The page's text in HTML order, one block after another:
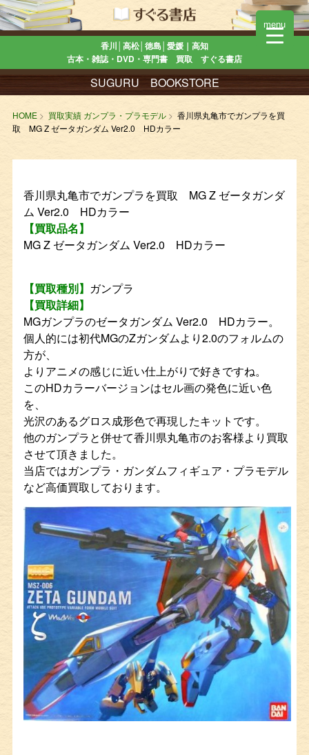
香川│高松│徳島│愛媛｜高知
古本・雑誌・DVD・専門書 買取 すぐる書店
SUGURU BOOKSTORE
HOME 買取実績 ガンプラ・プラモデル
香川県丸亀市でガンプラを買
取 MG Z ゼータガンダム Ver2.0 HDカラー
香川県丸亀市でガンプラを買取 MG Z ゼータガンダ
ム Ver2.0 HDカラー
【買取品名】
MG Z ゼータガンダム Ver2.0 HDカラー
【買取種別】 ガンプラ
【買取詳細】
MGガンプラのゼータガンダム Ver2.0 HDカラー。
個人的には初代MGのZガンダムより2.0のフォルムの
方が、
よりアニメの感じに近い仕上がりで好きですね。
このHDカラーバージョンはセル画の発色に近い色
を、
光沢のあるグロス成形色で再現したキットです。
他のガンプラと併せて香川県丸亀市のお客様より買取
させて頂きました。
当店ではガンプラ・ガンダムフィギュア・プラモデル
など高価買取しております。
menu